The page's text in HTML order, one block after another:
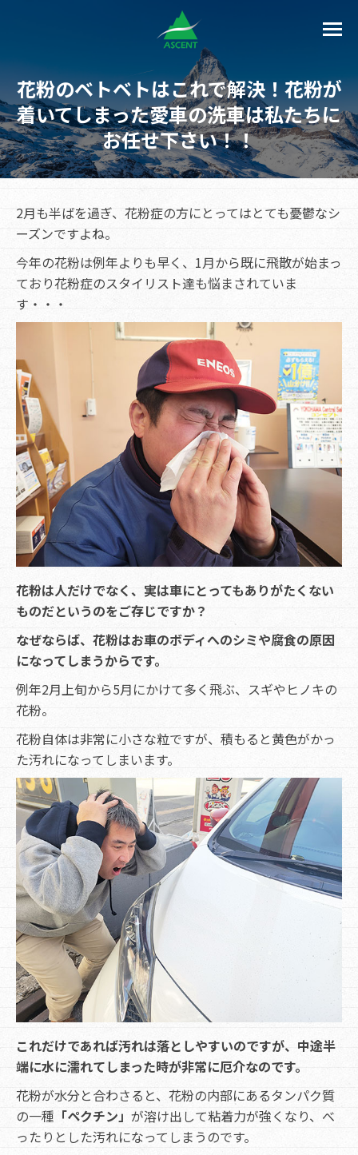
花粉のベトベトはこれで解決！花粉が
着いてしまった愛車の洗車は私たちに
お任せ下さい！！
2月も半ばを過ぎ、花粉症の方にとってはとても憂鬱なシ
ーズンですよね。
今年の花粉は例年よりも早く、1月から既に飛散が始まっ
ており花粉症のスタイリスト達も悩まされていま
す・・・
花粉は人だけでなく、実は車にとってもありがたくない
ものだというのをご存じですか？
なぜならば、花粉はお車のボディへのシミや腐食の原因
になってしまうからです。
例年2月上旬から5月にかけて多く飛ぶ、スギやヒノキの
花粉。
花粉自体は非常に小さな粒ですが、積もると黄色がかっ
た汚れになってしまいます。
これだけであれば汚れは落としやすいのですが、中途半
端に水に濡れてしまった時が非常に厄介なのです。
花粉が水分と合わさると、花粉の内部にあるタンパク質
の一種 「ペクチン」 が溶け出して粘着力が強くなり、べ
ったりとした汚れになってしまうのです。